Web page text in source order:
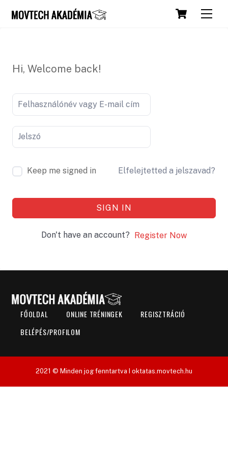
Cart
Hi, Welcome back!
Keep me signed in Elfelejtetted a jelszavad?
SIGN IN
Don't have an account? Register Now
FŐOLDAL ONLINE TRÉNINGEK
REGISZTRÁCIÓ
BELÉPÉS/PROFILOM
2021 © Minden jog fenntartva I oktatas.movtech.hu